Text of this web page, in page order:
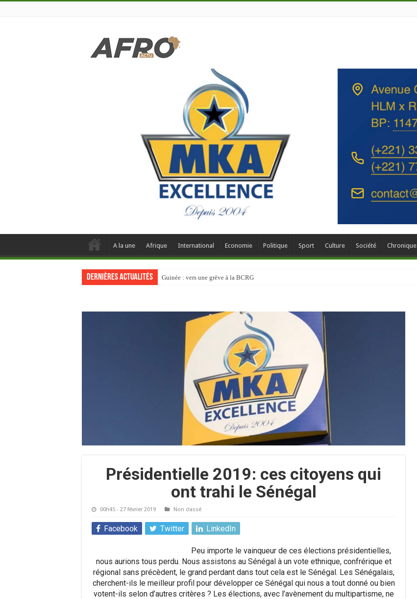
A la une Afrique International Economie Politique Sport Culture Société Chronique
Dernières actualités Guinée : vers une grève à la BCRG
Présidentielle 2019: ces citoyens qui
ont trahi le Sénégal
00h45 - 27 février 2019 Non classé
Facebook Twitter LinkedIn
Peu importe le vainqueur de ces élections présidentielles,
nous aurions tous perdu. Nous assistons au Sénégal à un vote ethnique, confrérique et
régional sans précèdent, le grand perdant dans tout cela est le Sénégal. Les Sénégalais,
cherchent-ils le meilleur profil pour développer ce Sénégal qui nous a tout donné ou bien
votent-ils selon d’autres critères ? Les élections, avec l’avènement du multipartisme, ne